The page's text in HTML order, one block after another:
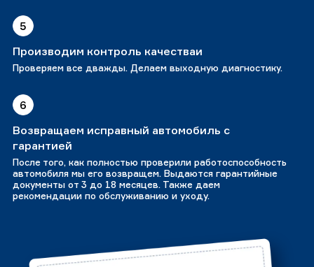
5
Производим контроль качестваи
Проверяем все дважды. Делаем выходную диагностику.
6
Возвращаем исправный автомобиль с
гарантией
После того, как полностью проверили работоспособность
автомобиля мы его возвращем. Выдаются гарантийные
документы от 3 до 18 месяцев. Также даем
рекомендации по обслуживанию и уходу.